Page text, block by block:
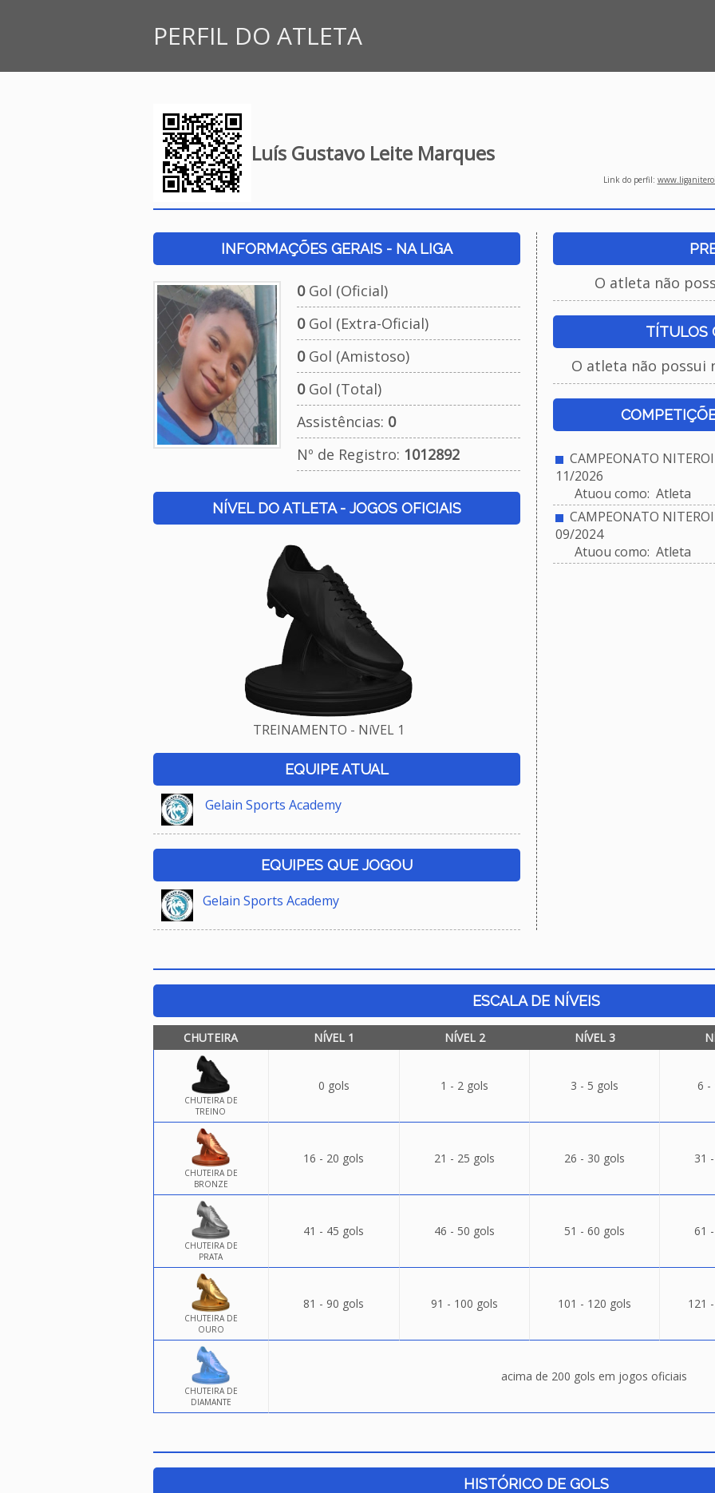
PERFIL DO ATLETA
Luís Gustavo Leite Marques
Link do perfil:
INFORMAÇÕES GERAIS - NA LIGA
0Gol (Oficial)
0Gol (Extra-Oficial)
0Gol (Amistoso)
0Gol (Total)
Assistências: 0
Nº de Registro: 1012892
NÍVEL DO ATLETA - JOGOS OFICIAIS
TREINAMENTO - NíVEL 1
EQUIPE ATUAL
Gelain Sports Academy
EQUIPES QUE JOGOU
Gelain Sports Academy
O atleta não
TÍTULOS
O atleta não possui
CAMPEONATO
11/2026
Atuou como: Atleta
CAMPEONATO
09/2024
Atuou como: Atleta
ESCALA DE NÍVEIS
CHUTEIRA NÍVEL 1 NÍVEL 2 NÍVEL 3
CHUTEIRA DE
TREINO
0 gols 1 - 2 gols 3 - 5 gols 6 -
CHUTEIRA DE
BRONZE
16 - 20 gols 21 - 25 gols 26 - 30 gols 31
CHUTEIRA DE
PRATA
41 - 45 gols 46 - 50 gols 51 - 60 gols 61
CHUTEIRA DE
OURO
81 - 90 gols 91 - 100 gols 101 - 120 gols 121
CHUTEIRA DE
DIAMANTE
acima de 200 gols em jogos oficiais
HISTÓRICO DE GOLS